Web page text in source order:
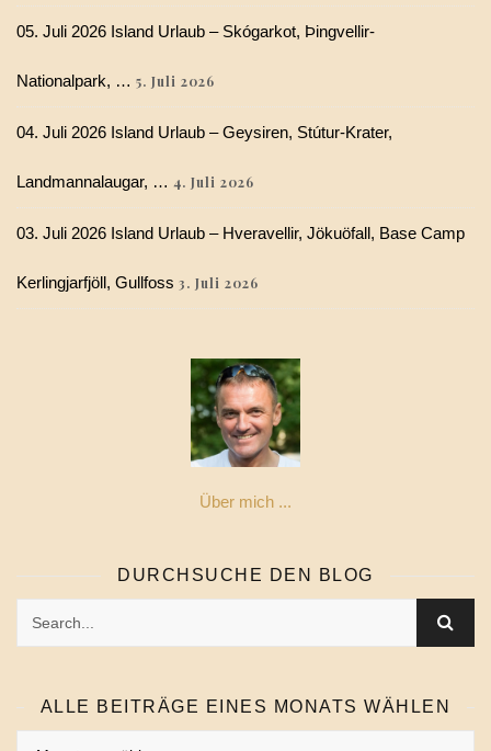
05. Juli 2026 Island Urlaub – Skógarkot, Þingvellir-
Nationalpark, … 5. Juli 2026
04. Juli 2026 Island Urlaub – Geysiren, Stútur-Krater,
Landmannalaugar, … 4. Juli 2026
03. Juli 2026 Island Urlaub – Hveravellir, Jökuöfall, Base Camp
Kerlingjarfjöll, Gullfoss 3. Juli 2026
Über mich ...
DURCHSUCHE DEN BLOG
ALLE BEITRÄGE EINES MONATS WÄHLEN